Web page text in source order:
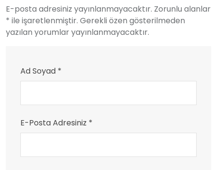
E-posta adresiniz yayınlanmayacaktır. Zorunlu alanlar
* ile işaretlenmiştir. Gerekli özen gösterilmeden
yazılan yorumlar yayınlanmayacaktır.
Ad Soyad *
E-Posta Adresiniz *